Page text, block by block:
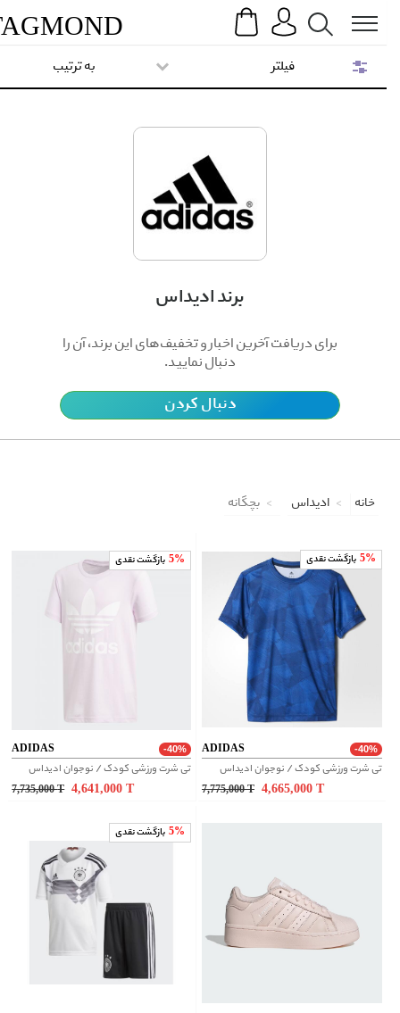
Search
TAGMOND
برند ادیداس
برای دریافت آخرین اخبار و تخفیف‌های این برند، آن را
دنبال نمایید.
دنبال کردن
به ترتیب
خانه ادیداس بچگانه
5% بازگشت نقدی
ADIDAS -40%
تی شرت ورزشی کودک / نوجوان ادیداس
7,735,000 T 4,641,000
5% بازگشت نقدی
ADIDAS -40%
تی شرت ورزشی کودک / نوجوان ادیداس
7,775,000 T 4,665,000
5% بازگشت نقدی
فیلتر